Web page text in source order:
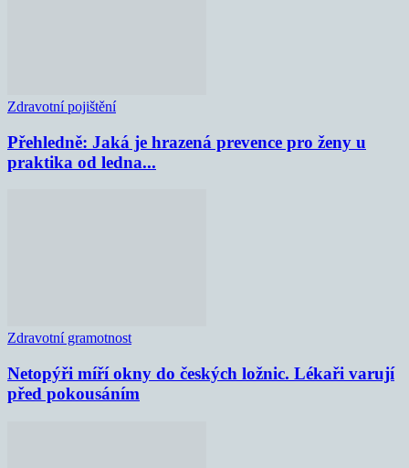
Zdravotní pojištění
Přehledně: Jaká je hrazená prevence pro ženy u
praktika od ledna...
Zdravotní gramotnost
Netopýři míří okny do českých ložnic. Lékaři varují
před pokousáním